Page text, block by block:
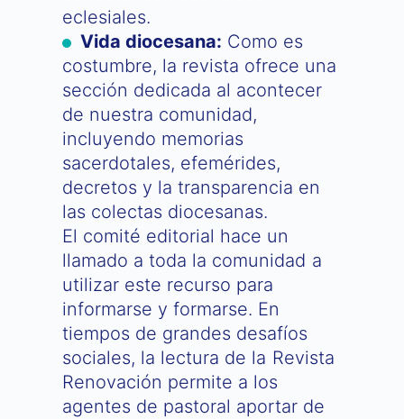
eclesiales.
Vida diocesana: Como es
costumbre, la revista ofrece una
sección dedicada al acontecer
de nuestra comunidad,
incluyendo memorias
sacerdotales, efemérides,
decretos y la transparencia en
las colectas diocesanas.
El comité editorial hace un
llamado a toda la comunidad a
utilizar este recurso para
informarse y formarse. En
tiempos de grandes desafíos
sociales, la lectura de la Revista
Renovación permite a los
agentes de pastoral aportar de